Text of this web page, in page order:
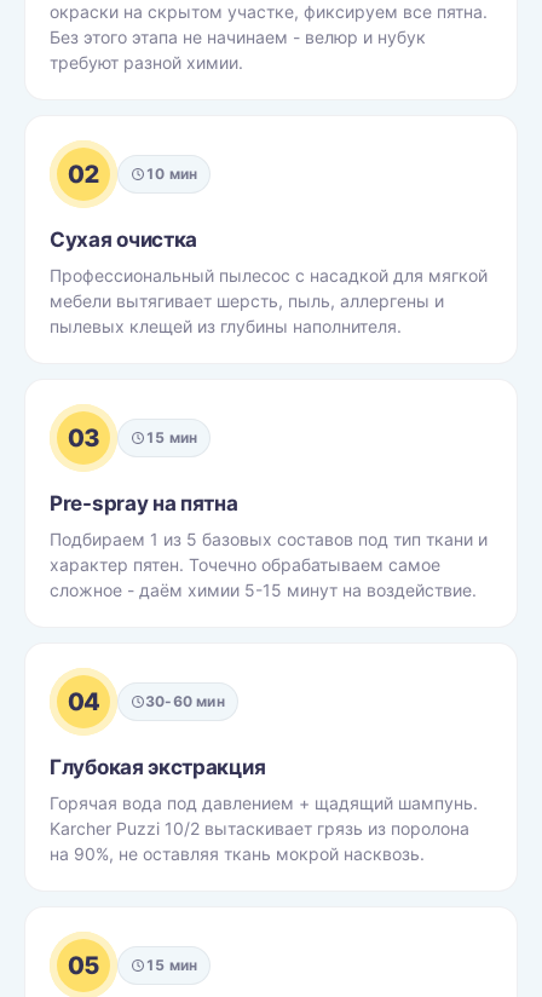
окраски на скрытом участке, фиксируем все пятна.
Без этого этапа не начинаем - велюр и нубук
требуют разной химии.
02 10 мин
Сухая очистка
Профессиональный пылесос с насадкой для мягкой
мебели вытягивает шерсть, пыль, аллергены и
пылевых клещей из глубины наполнителя.
03 15 мин
Pre-spray на пятна
Подбираем 1 из 5 базовых составов под тип ткани и
характер пятен. Точечно обрабатываем самое
сложное - даём химии 5-15 минут на воздействие.
04 30-60 мин
Глубокая экстракция
Горячая вода под давлением + щадящий шампунь.
Karcher Puzzi 10/2 вытаскивает грязь из поролона
на 90%, не оставляя ткань мокрой насквозь.
05 15 мин